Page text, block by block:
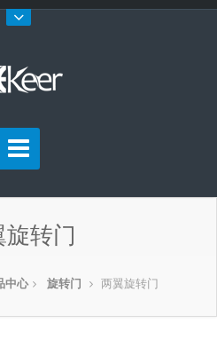
转门
中心 旋转门 两翼旋转门